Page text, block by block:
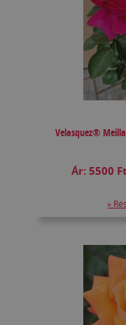
Velasquez®
Ár:5500 Ft
»